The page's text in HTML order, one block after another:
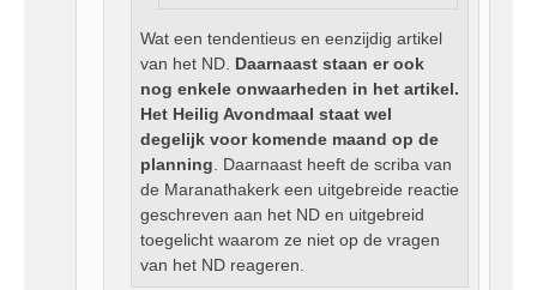
Wat een tendentieus en eenzijdig artikel
van het ND. Daarnaast staan er ook
nog enkele onwaarheden in het artikel.
Het Heilig Avondmaal staat wel
degelijk voor komende maand op de
planning . Daarnaast heeft de scriba van
de Maranathakerk een uitgebreide reactie
geschreven aan het ND en uitgebreid
toegelicht waarom ze niet op de vragen
van het ND reageren.